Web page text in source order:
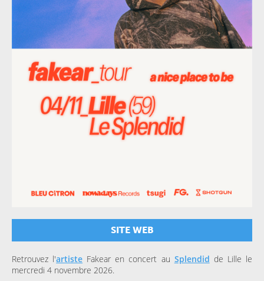
SITE WEB
Retrouvez l'artiste Fakear en concert au Splendid de Lille le
mercredi 4 novembre 2026.